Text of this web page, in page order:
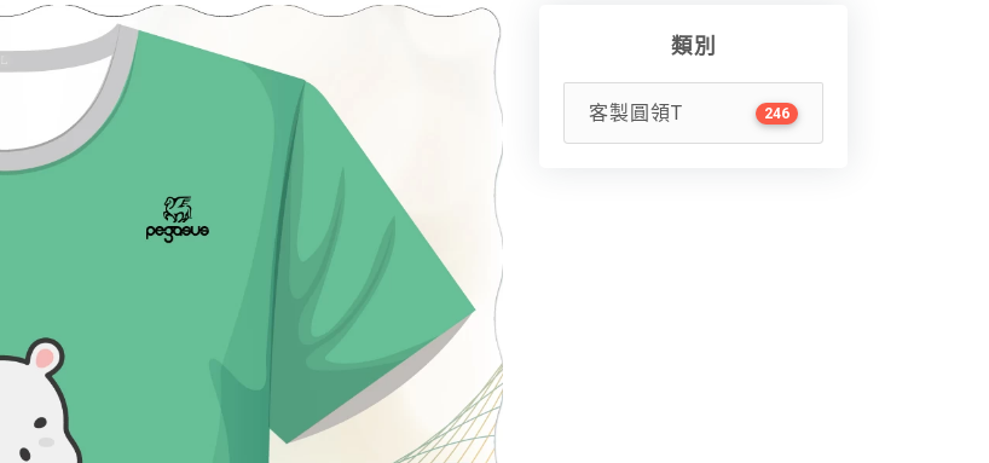
類別
客製圓領T 246